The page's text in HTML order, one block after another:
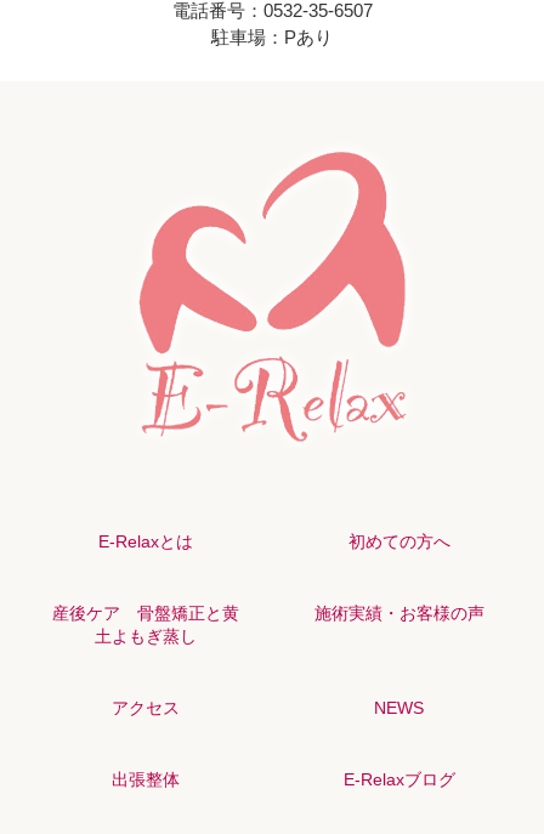
電話番号：0532-35-6507
駐車場：Pあり
E-Relaxとは 初めての方へ
産後ケア 骨盤矯正と黄
土よもぎ蒸し
施術実績・お客様の声
アクセス NEWS
出張整体 E-Relaxブログ